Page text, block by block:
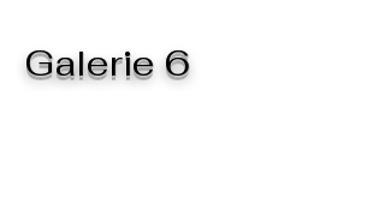
Galerie 6